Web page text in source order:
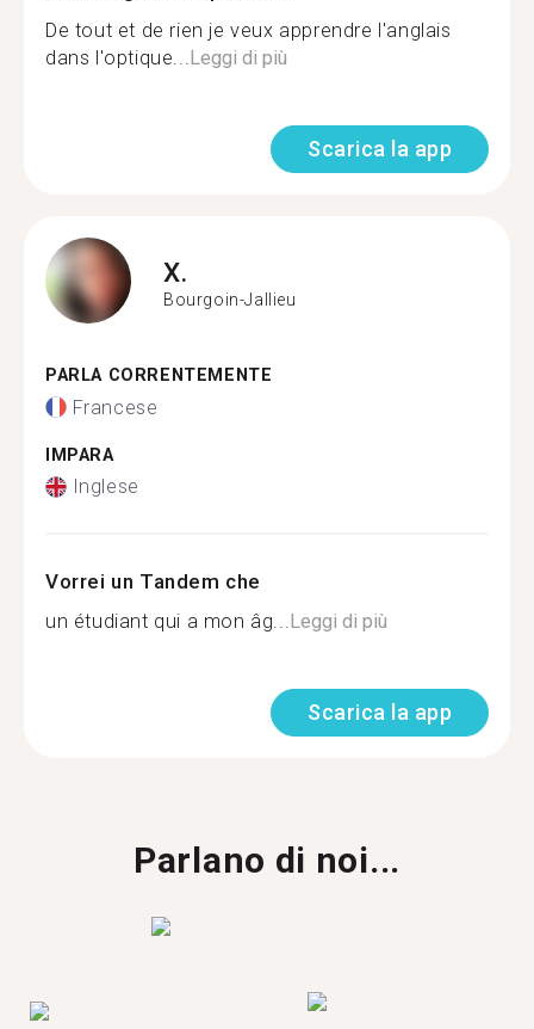
De tout et de rien je veux apprendre l'anglais
dans l'optique...Leggi di più
Scarica la app
X.
Bourgoin-Jallieu
PARLA CORRENTEMENTE
Francese
IMPARA
Inglese
Vorrei un Tandem che
un étudiant qui a mon âg...Leggi di più
Scarica la app
Parlano di noi...